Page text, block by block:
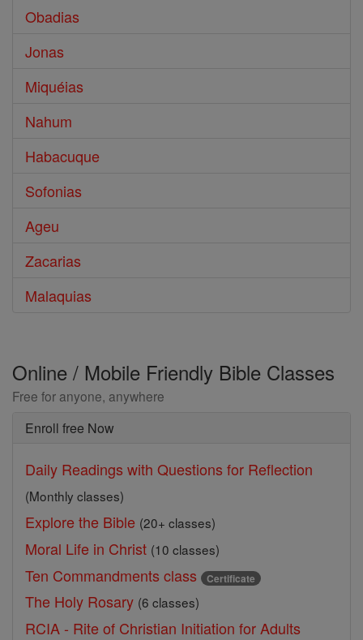
Obadias
Jonas
Miquéias
Nahum
Habacuque
Sofonias
Ageu
Zacarias
Malaquias
Online / Mobile Friendly Bible Classes
Free for anyone, anywhere
Enroll free Now
Daily Readings with Questions for Reflection
(Monthly classes)
Explore the Bible (20+ classes)
Moral Life in Christ (10 classes)
Ten Commandments class Certificate
The Holy Rosary (6 classes)
RCIA - Rite of Christian Initiation for Adults